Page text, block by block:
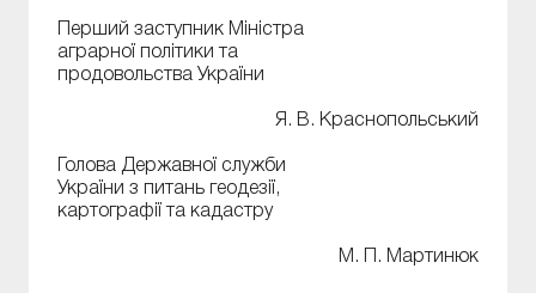
Перший заступник Міністра
аграрної політики та
продовольства України
Я. В. Краснопольський
Голова Державної служби
України з питань геодезії,
картографії та кадастру
М. П. Мартинюк